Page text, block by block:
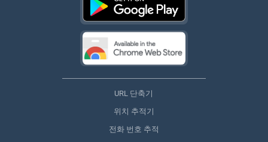
URL 단축기
위치 추적기
전화 번호 추적